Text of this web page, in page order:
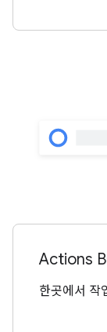
Actions
한곳에서 작